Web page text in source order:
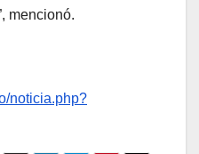
mencionó.
noticia.php?